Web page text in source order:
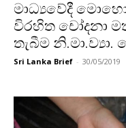
මාධ්‍යවේදී
විරහිත චෝදනා
තැබීම නි.මා.ව්‍යා.
Sri Lanka Brief - 30/05/2019